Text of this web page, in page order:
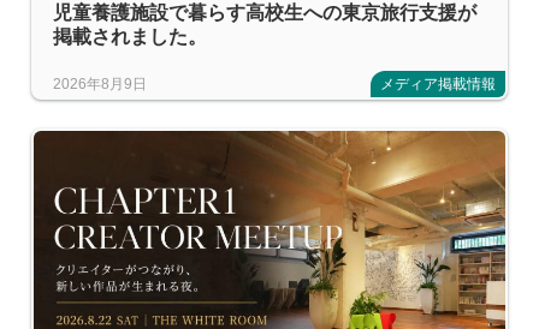
児童養護施設で暮らす高校生への東京旅行支援が
掲載されました。
2026年8月9日 メディア掲載情報